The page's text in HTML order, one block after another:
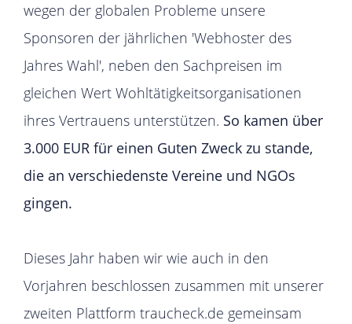
wegen der globalen Probleme unsere
Sponsoren der jährlichen 'Webhoster des
Jahres Wahl', neben den Sachpreisen im
gleichen Wert Wohltätigkeitsorganisationen
ihres Vertrauens unterstützen. So kamen über
3.000 EUR für einen Guten Zweck zu stande,
die an verschiedenste Vereine und NGOs
gingen.
Dieses Jahr haben wir wie auch in den
Vorjahren beschlossen zusammen mit unserer
zweiten Plattform traucheck.de gemeinsam